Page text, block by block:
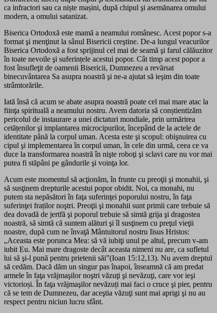
ca infractori sau ca niște mașini, după chipul şi asemănarea omului
modern, a omului satanizat.
Biserica Ortodoxă este mamă a neamului românesc. Acest popor s-a
format şi menţinut la sânul Bisericii creştine. De-a lungul veacurilor
Biserica Ortodoxă a fost sprijinul cel mai de seamă şi farul călăuzitor
în toate nevoile şi suferințele acestui popor. Cât timp acest popor a
fost însufleţit de oamenii Bisericii, Dumnezeu a revărsat
binecuvântarea Sa asupra noastră şi ne-a ajutat să ieşim din toate
strâmtorările.
Iată însă că acum se abate asupra noastră poate cel mai mare atac la
fiinţa spirituală a neamului nostru. Avem datoria să conștientizăm
pericolul de instaurare a unei dictaturi mondiale, prin urmărirea
cetățenilor şi implantarea microcipurilor, începând de la actele de
identitate până la corpul uman. Acesta este şi scopul: obişnuirea cu
cipul şi implementarea în corpul uman, în cele din urmă, ceea ce va
duce la transformarea noastră în nişte roboţi şi sclavi care nu vor mai
putea fi stăpâni pe gândurile şi voinţa lor.
Acum este momentul să acţionăm, în frunte cu preoţii şi monahii, şi
să susţinem drepturile acestui popor obidit. Noi, ca monahi, nu
putem sta nepăsători în faţa suferinţei poporului nostru, în faţa
suferinţei fraților noştri. Preoţii şi monahii sunt primii care trebuie să
dea dovadă de jertfă şi poporul trebuie să simtă grija şi dragostea
noastră, să simtă că suntem alături şi îl susţinem cu preţul vieţii
noastre, după cum ne învaţă Mântuitorul nostru Iisus Hristos:
„Aceasta este porunca Mea: să vă iubiţi unul pe altul, precum v-am
iubit Eu. Mai mare dragoste decât aceasta nimeni nu are, ca sufletul
lui să şi-l pună pentru prietenii săi”(Ioan 15:12,13). Nu avem dreptul
să cedăm. Dacă dăm un singur pas înapoi, înseamnă că am predat
armele în faţa vrăjmaşilor noştri văzuţi şi nevăzuţi, care vor ieşi
victorioși. În faţa vrăjmaşilor nevăzuți mai faci o cruce şi pier, pentru
că se tem de Dumnezeu, dar aceştia văzuţi sunt mai aprigi şi nu au
respect pentru niciun lucru sfânt.